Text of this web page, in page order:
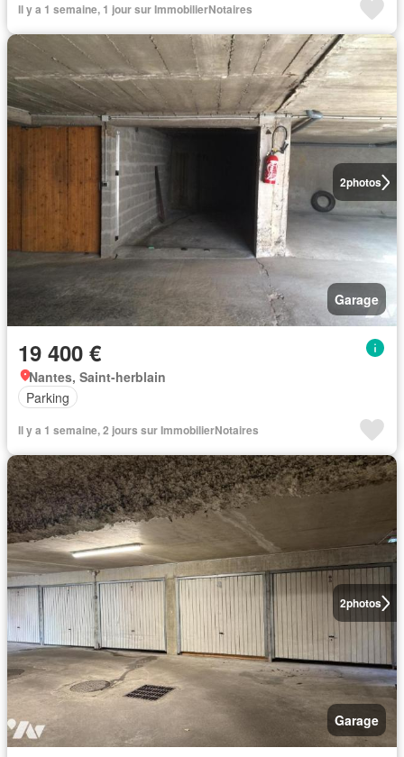
Il y a 1 semaine, 1 jour sur ImmobilierNotaires
2photos
Garage
19 400 €
Nantes, Saint-herblain
Parking
Il y a 1 semaine, 2 jours sur ImmobilierNotaires
2photos
Garage